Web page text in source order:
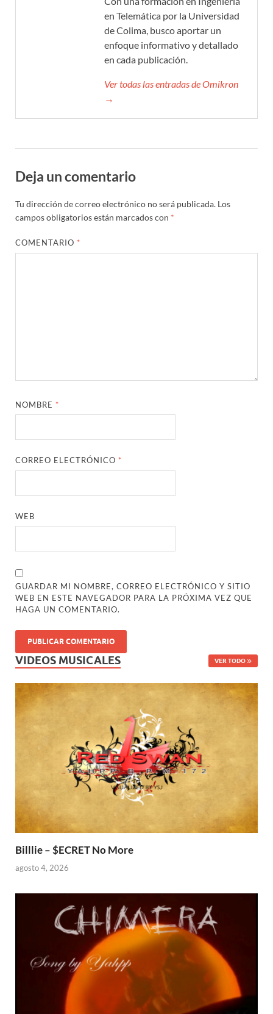
en Telemática por la Universidad
de Colima, busco aportar un
enfoque informativo y detallado
en cada publicación.
Ver todas las entradas de Omikron
→
Deja un comentario
Tu dirección de correo electrónico no será publicada. Los
campos obligatorios están marcados con *
COMENTARIO *
NOMBRE *
CORREO ELECTRÓNICO *
WEB
GUARDAR MI NOMBRE, CORREO ELECTRÓNICO Y SITIO
WEB EN ESTE NAVEGADOR PARA LA PRÓXIMA VEZ QUE
HAGA UN COMENTARIO.
VIDEOS MUSICALES VER TODO
Billlie – $ECRET No More
agosto 4, 2026